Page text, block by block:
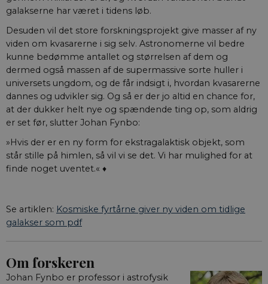
galakserne har været i tidens løb.
Desuden vil det store forskningsprojekt give masser af ny
viden om kvasarerne i sig selv. Astronomerne vil bedre
kunne bedømme antallet og størrelsen af dem og
dermed også massen af de supermassive sorte huller i
universets ungdom, og de får indsigt i, hvordan kvasarerne
dannes og udvikler sig. Og så er der jo altid en chance for,
at der dukker helt nye og spændende ting op, som aldrig
er set før, slutter Johan Fynbo:
»Hvis der er en ny form for ekstragalaktisk objekt, som
står stille på himlen, så vil vi se det. Vi har mulighed for at
finde noget uventet.« ♦
Se artiklen: Kosmiske fyrtårne giver ny viden om tidlige
galakser som pdf
Om forskeren
Johan Fynbo er professor i astrofysik